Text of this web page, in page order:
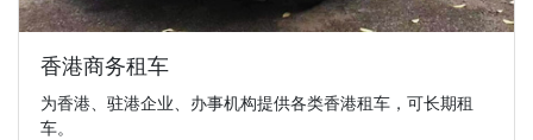
香港商务租车
为香港、驻港企业、办事机构提供各类香港租车，可长期租
车。